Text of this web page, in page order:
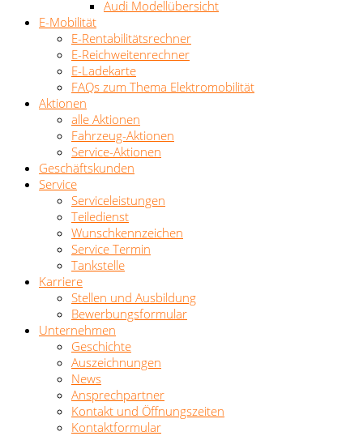
Audi Modellübersicht
E-Mobilität
E-Rentabilitätsrechner
E-Reichweitenrechner
E-Ladekarte
FAQs zum Thema Elektromobilität
Aktionen
alle Aktionen
Fahrzeug-Aktionen
Service-Aktionen
Geschäftskunden
Service
Serviceleistungen
Teiledienst
Wunschkennzeichen
Service Termin
Tankstelle
Karriere
Stellen und Ausbildung
Bewerbungsformular
Unternehmen
Geschichte
Auszeichnungen
News
Ansprechpartner
Kontakt und Öffnungszeiten
Kontaktformular